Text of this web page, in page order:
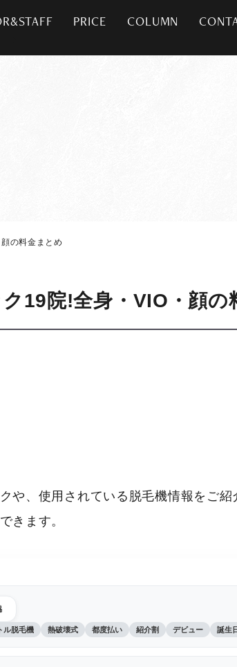
PRICE COLUMN
の料金まとめ
19院!全身・VIO・顔の
や、使用されている脱毛機情報をご
きます。
ル脱毛機 熱破壊式 都度払い 紹介割 デビュー 誕生